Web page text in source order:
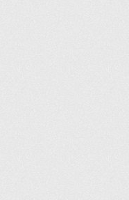
иконописца,
800-летия
не отличались
музей стал
ветхих икон и
сюда из
России. В
около 5000 икон
рукописные и
числе
клубы